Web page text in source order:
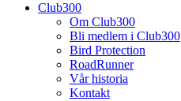
Club300
Om Club300
Bli medlem i Club300
Bird Protection
RoadRunner
Vår historia
Kontakt